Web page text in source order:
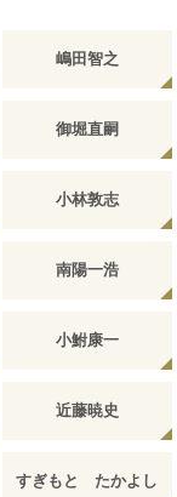
嶋田智之
御堀直嗣
小林敦志
南陽一浩
小鮒康一
近藤暁史
すぎもと たかよし